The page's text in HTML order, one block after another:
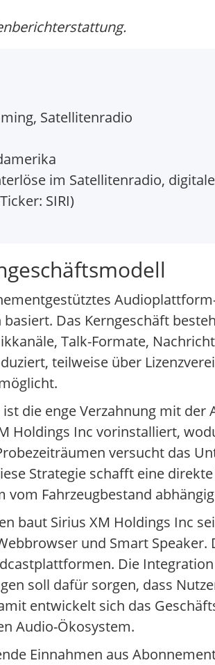
Satellitenradio
im Satellitenradio,
SIRI)
Das Kerngeschäft
Talk-Formate,
teilweise über
die enge Verzahnung mit
Holdings Inc vorinstalliert,
versucht das
Strategie schafft eine
Fahrzeugbestand
baut Sirius XM Holdings Inc
und Smart
Die
soll dafür sorgen, dass
entwickelt sich das
Audio-Ökosystem.
Einnahmen aus